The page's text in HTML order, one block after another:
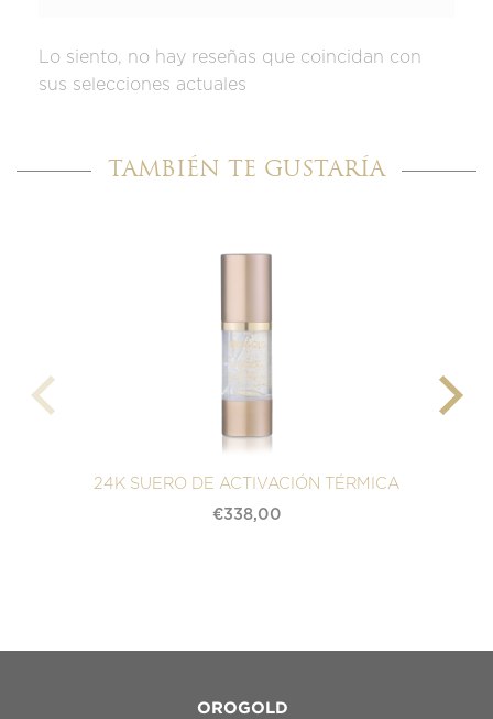
Lo siento, no hay reseñas que coincidan con
sus selecciones actuales
TAMBIÉN TE GUSTARÍA
24K SUERO DE ACTIVACIÓN TÉRMICA
€338,00
OROGOLD